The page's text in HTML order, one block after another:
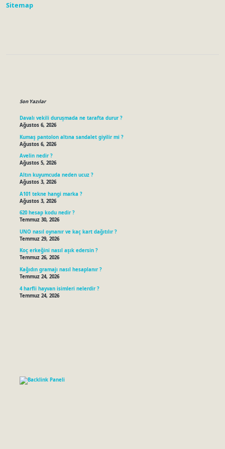
Sitemap
Son Yazılar
Davalı vekili duruşmada ne tarafta durur ?
Ağustos 6, 2026
Kumaş pantolon altına sandalet giyilir mi ?
Ağustos 6, 2026
Avelin nedir ?
Ağustos 5, 2026
Altın kuyumcuda neden ucuz ?
Ağustos 3, 2026
A101 tekne hangi marka ?
Ağustos 3, 2026
620 hesap kodu nedir ?
Temmuz 30, 2026
UNO nasıl oynanır ve kaç kart dağıtılır ?
Temmuz 29, 2026
Koç erkeğini nasıl aşık edersin ?
Temmuz 26, 2026
Kağıdın gramajı nasıl hesaplanır ?
Temmuz 24, 2026
4 harfli hayvan isimleri nelerdir ?
Temmuz 24, 2026